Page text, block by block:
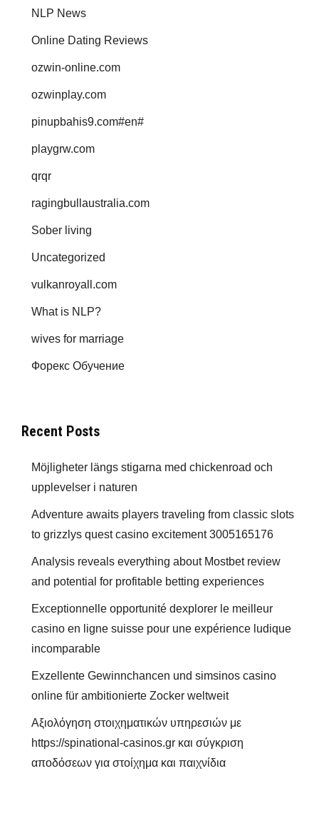
NLP News
Online Dating Reviews
ozwin-online.com
ozwinplay.com
pinupbahis9.com#en#
playgrw.com
qrqr
ragingbullaustralia.com
Sober living
Uncategorized
vulkanroyall.com
What is NLP?
wives for marriage
Форекс Обучение
Recent Posts
Möjligheter längs stigarna med chickenroad och
upplevelser i naturen
Adventure awaits players traveling from classic slots
to grizzlys quest casino excitement 3005165176
Analysis reveals everything about Mostbet review
and potential for profitable betting experiences
Exceptionnelle opportunité dexplorer le meilleur
casino en ligne suisse pour une expérience ludique
incomparable
Exzellente Gewinnchancen und simsinos casino
online für ambitionierte Zocker weltweit
Αξιολόγηση στοιχηματικών υπηρεσιών με
https://spinational-casinos.gr και σύγκριση
αποδόσεων για στοίχημα και παιχνίδια